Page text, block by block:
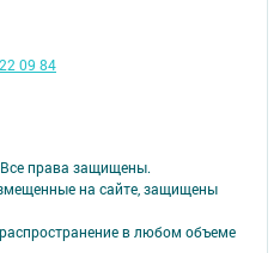
права защищены.
на сайте, защищены
в любом объеме
09 84